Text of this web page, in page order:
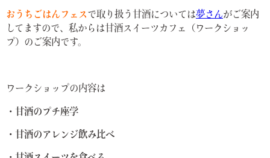
おうちごはんフェスで取り扱う甘酒については夢さんがご案内
してますので、私からは甘酒スイーツカフェ（ワークショッ
プ）のご案内です。
ワークショップの内容は
・甘酒のプチ座学
・甘酒のアレンジ飲み比べ